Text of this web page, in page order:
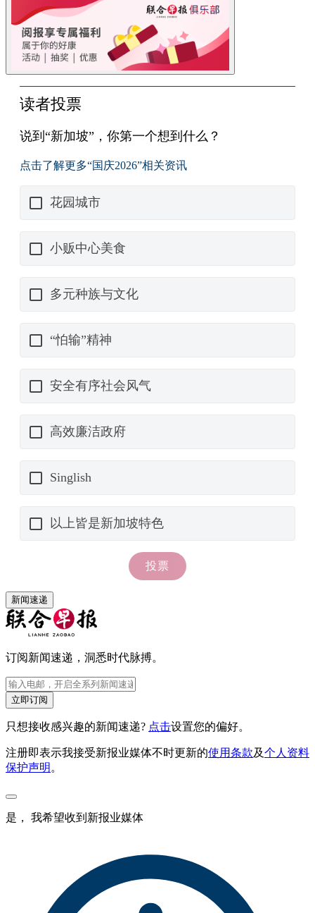
新闻速递
订阅新闻速递，洞悉时代脉搏。
立即订阅
只想接收感兴趣的新闻速递? 点击设置您的偏好。
注册即表示我接受新报业媒体不时更新的使用条款及个人资料
保护声明 。
是， 我希望收到新报业媒体